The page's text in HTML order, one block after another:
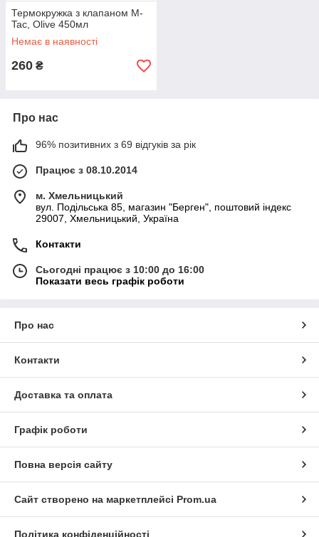
Термокружка з клапаном M-
Tac, Olive 450мл
Немає в наявності
260 ₴
Про нас
96% позитивних з 69 відгуків за рік
Працює з 08.10.2014
м. Хмельницький
вул. Подільська 85, магазин "Берген", поштовий індекс
29007, Хмельницький, Україна
Контакти
Сьогодні працює з 10:00 до 16:00
Показати весь графік роботи
Про нас
Контакти
Доставка та оплата
Графік роботи
Повна версія сайту
Сайт створено на маркетплейсі Prom.ua
Політика конфіденційності